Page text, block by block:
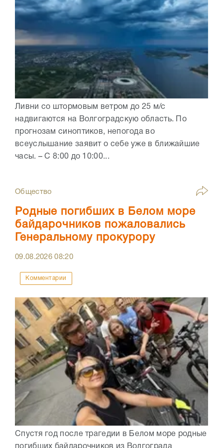
Ливни со штормовым ветром до 25 м/с
надвигаются на Волгоградскую область. По
прогнозам синоптиков, непогода во
всеуслышание заявит о себе уже в ближайшие
часы. – С 8:00 до 10:00...
Общество
Родные погибших в Белом море
байдарочников пожаловались
Генеральному прокурору
09.08.202608:20
Комментарии
Спустя год после трагедии в Белом море родные